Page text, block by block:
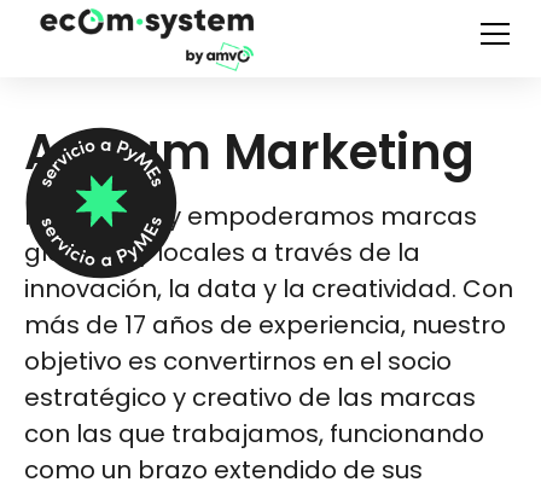
Asylum Marketing
Inspiramos y empoderamos marcas
globales y locales a través de la
innovación, la data y la creatividad. Con
más de 17 años de experiencia, nuestro
objetivo es convertirnos en el socio
estratégico y creativo de las marcas
con las que trabajamos, funcionando
como un brazo extendido de sus